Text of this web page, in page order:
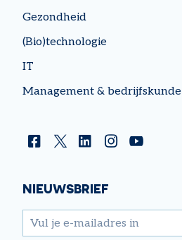
Gezondheid
(Bio)technologie
IT
Management & bedrijfskunde
NIEUWSBRIEF
email